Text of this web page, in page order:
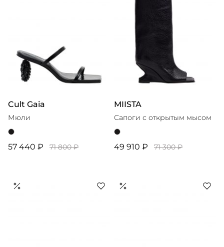
Cult Gaia
Мюли
57 440 ₽ 71 800 ₽
MIISTA
Сапоги с открытым мысом
49 910 ₽ 71 300 ₽